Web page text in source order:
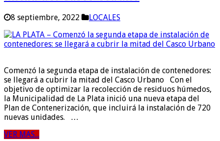
8 septiembre, 2022 LOCALES
Comenzó la segunda etapa de instalación de contenedores:
se llegará a cubrir la mitad del Casco Urbano Con el
objetivo de optimizar la recolección de residuos húmedos,
la Municipalidad de La Plata inició una nueva etapa del
Plan de Contenerización, que incluirá la instalación de 720
nuevas unidades. …
VER MAS...